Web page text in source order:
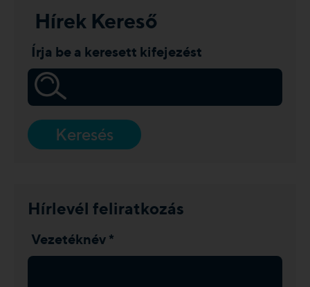
Hírek Kereső
Írja be a keresett kifejezést
Keresés
Hírlevél feliratkozás
Vezetéknév *